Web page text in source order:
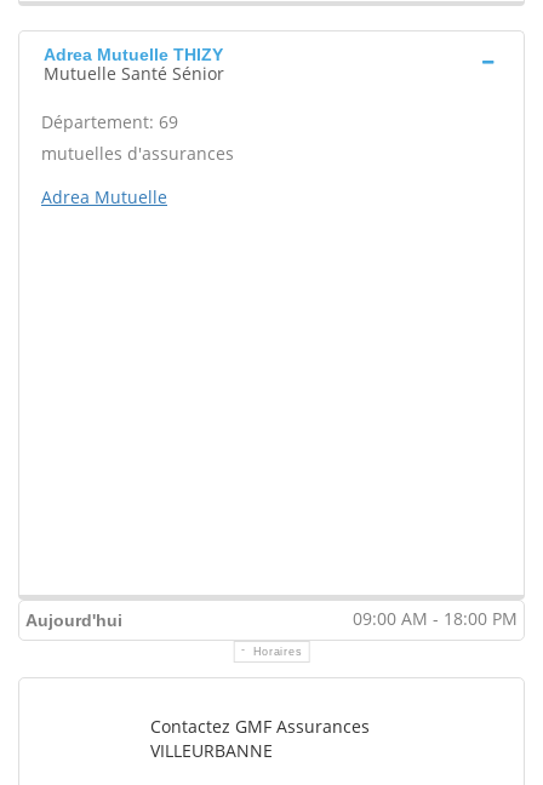
Adrea Mutuelle THIZY
Mutuelle Santé Sénior
Département: 69
mutuelles d'assurances
Adrea Mutuelle
Aujourd'hui 09:00 AM - 18:00 PM
Horaires
Contactez GMF Assurances
VILLEURBANNE